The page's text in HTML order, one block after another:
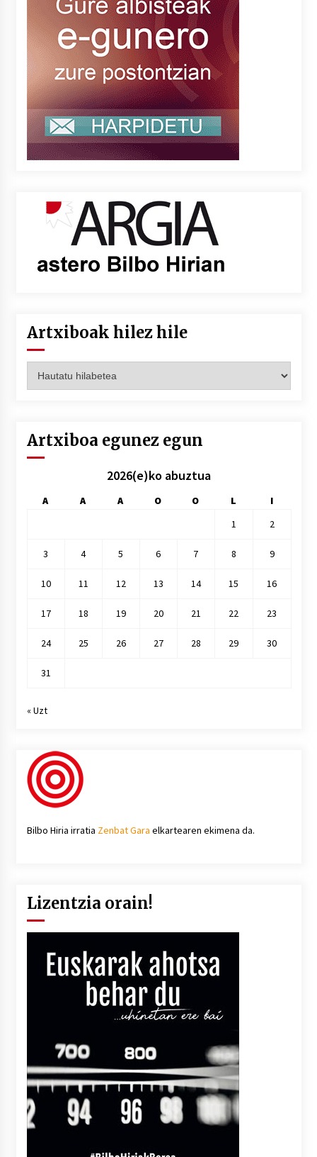
Artxiboak hilez hile
hilez
Artxiboa egunez egun
2026(e)ko abuztua
A A A O O L
I
1
2
3 4 5 6 7 8 9
10 11 12 13 14 15 16
17 18 19 20 21 22 23
24 25 26 27 28 29 30
31
« Uzt
Bilbo Hiria irratia Zenbat Gara elkartearen ekimena da.
Lizentzia orain!